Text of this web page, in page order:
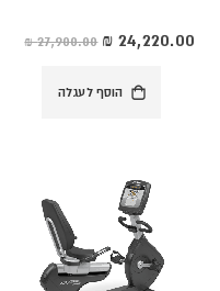
‏27,900.00 ₪ מחיר
מיוחד
הוסף לעגלה